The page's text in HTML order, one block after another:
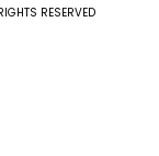
RESERVED